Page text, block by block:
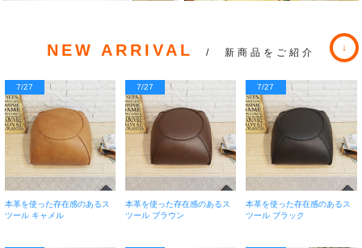
NEW ARRIVAL / 新商品をご紹介
7/27
本革を使った存在感のあるス
ツール キャメル
7/27
本革を使った存在感のあるス
ツール ブラウン
7/27
本革を使った存在感のあるス
ツール ブラック